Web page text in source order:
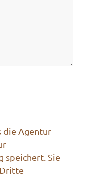
die Agentur
speichert. Sie